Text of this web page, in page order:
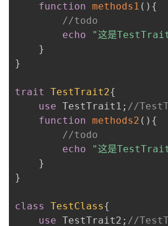
function methods1 ( ) {
//todo
echo
"这是
}
}
trait TestTrait2{
use TestTrait1 ; //
function methods2 ( ) {
//todo
echo
"这是
}
}
class TestClass{
use TestTrait2 ; //